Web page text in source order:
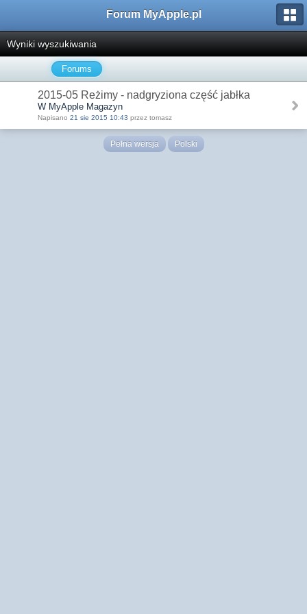
Forum MyApple.pl
Wyniki wyszukiwania
Forums
2015-05 Reżimy - nadgryziona część jabłka
W MyApple Magazyn
Napisano 21 sie 2015 10:43 przez tomasz
Pełna wersja Polski